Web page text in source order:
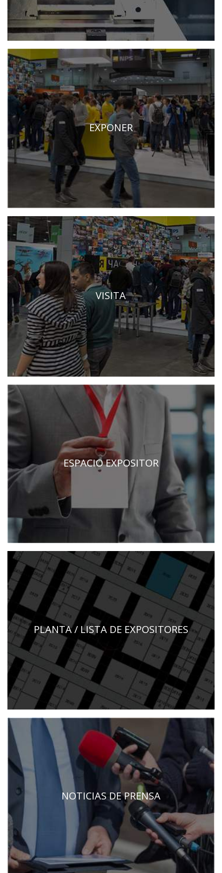
EXPONER
VISITA
ESPACIO EXPOSITOR
PLANTA / LISTA DE EXPOSITORES
NOTICIAS DE PRENSA